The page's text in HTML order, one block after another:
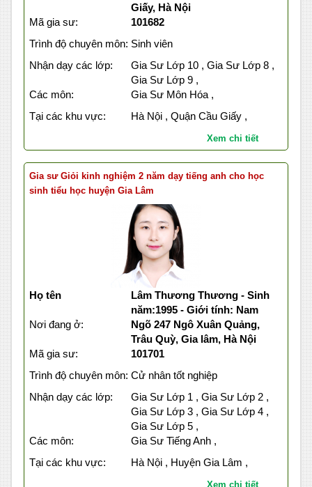
Giấy, Hà Nội
Mã gia sư:
101682
Trình độ chuyên môn: Sinh viên
Nhận dạy các lớp:
Gia Sư Lớp 10 , Gia Sư Lớp 8 ,
Gia Sư Lớp 9 ,
Các môn:
Gia Sư Môn Hóa ,
Tại các khu vực:
Hà Nội , Quận Cầu Giấy ,
Xem chi tiết
Gia sư Giỏi kinh nghiệm 2 năm dạy tiếng anh cho học
sinh tiểu học huyện Gia Lâm
Họ tên
Lâm Thương Thương - Sinh
năm:1995 - Giới tính: Nam
Nơi đang ở:
Ngõ 247 Ngô Xuân Quảng,
Trâu Quỳ, Gia lâm, Hà Nội
Mã gia sư:
101701
Trình độ chuyên môn: Cử nhân tốt nghiệp
Nhận dạy các lớp:
Gia Sư Lớp 1 , Gia Sư Lớp 2 ,
Gia Sư Lớp 3 , Gia Sư Lớp 4 ,
Gia Sư Lớp 5 ,
Các môn:
Gia Sư Tiếng Anh ,
Tại các khu vực:
Hà Nội , Huyện Gia Lâm ,
Xem chi tiết